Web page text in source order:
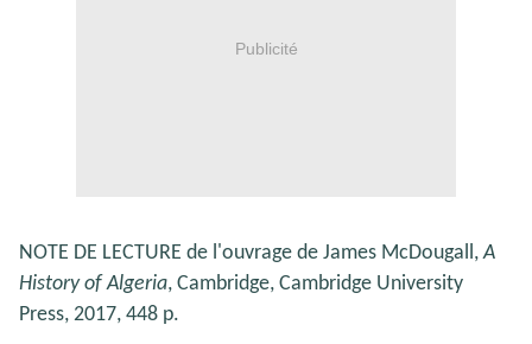
Publicité
NOTE DE LECTURE de l'ouvrage de James McDougall,A
History of Algeria, Cambridge, Cambridge University
Press, 2017, 448 p.